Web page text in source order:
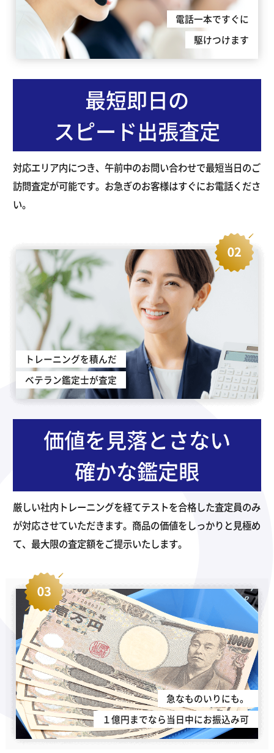
電話一本ですぐに
駆けつけます
最短即日の
スピード出張査定
対応エリア内につき、午前中のお問い合わせで最短当日のご
訪問査定が可能です。お急ぎのお客様はすぐにお電話くださ
い。
トレーニングを積んだ
ベテラン鑑定士が査定
価値を見落とさない
確かな鑑定眼
厳しい社内トレーニングを経てテストを合格した査定員のみ
が対応させていただきます。商品の価値をしっかりと見極め
て、最大限の査定額をご提示いたします。
急なものいりにも。
１億円までなら当日中にお振込み可